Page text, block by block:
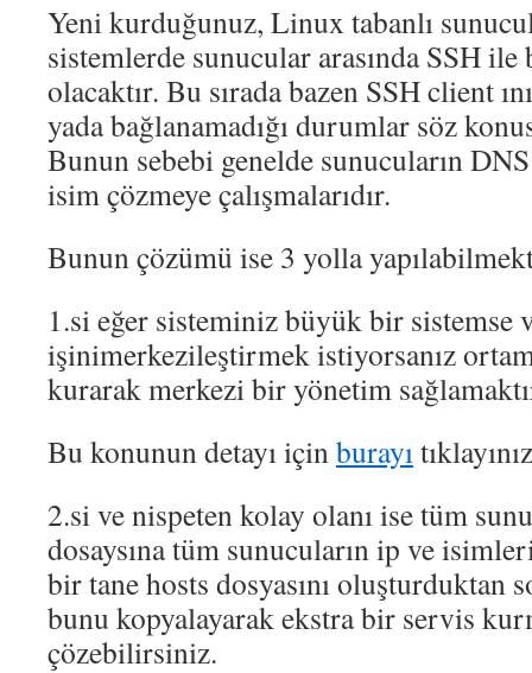
Yeni kurduğunuz, Linux tabanlı
sistemlerde sunucular arasında SSH ile
olacaktır. Bu sırada bazen SSH client
yada bağlanamadığı durumlar söz
Bunun sebebi genelde sunucuların
isim çözmeye çalışmalarıdır.
Bunun çözümü ise 3 yolla
1.si eğer sisteminiz büyük bir sistemse
işinimerkezileştirmek istiyorsanız
kurarak merkezi bir yönetim
Bu konunun detayı içinburayı
2.si ve nispeten kolay olanı ise tüm
dosaysına tüm sunucuların ip ve
bir tane hosts dosyasını oluşturduktan
bunu kopyalayarak ekstra bir servis
çözebilirsiniz.